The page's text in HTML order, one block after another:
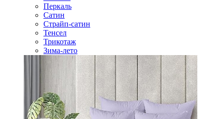
Перкаль
Сатин
Страйп-сатин
Тенсел
Трикотаж
Зима-лето